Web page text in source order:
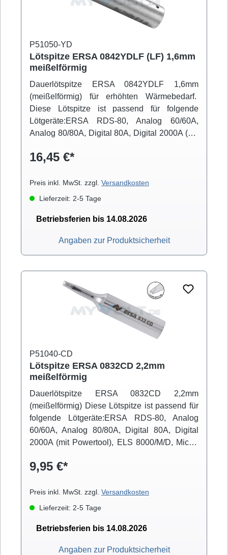
P51050-YD
Lötspitze ERSA 0842YDLF (LF) 1,6mm
meißelförmig
Dauerlötspitze ERSA 0842YDLF 1,6mm
(meißelförmig) für erhöhten Wärmebedarf.
Diese Lötspitze ist passend für folgende
Lötgeräte:ERSA RDS-80, Analog 60/60A,
Analog 80/80A, Digital 80A, Digital 2000A (mit
(mit Powertool), MS 6000, MS 8000/D, Multi-
Ergotool)
16,45 €*
Preis inkl. MwSt. zzgl. Versandkosten
Lieferzeit: 2-5 Tage
Betriebsferien bis 14.08.2026
Angaben zur Produktsicherheit
P51040-CD
Lötspitze ERSA 0832CD 2,2mm
meißelförmig
Dauerlötspitze ERSA 0832CD 2,2mm
(meißelförmig) Diese Lötspitze ist passend für
folgende Lötgeräte:ERSA RDS-80, Analog
60/60A, Analog 80/80A, Digital 80A, Digital
2000A (mit Powertool), ELS 8000/M/D, Micro-
8000/D, Multi-Pro, Multi-Sprint, Multi-TC, Twin
9,95 €*
Preis inkl. MwSt. zzgl. Versandkosten
Lieferzeit: 2-5 Tage
Betriebsferien bis 14.08.2026
Angaben zur Produktsicherheit